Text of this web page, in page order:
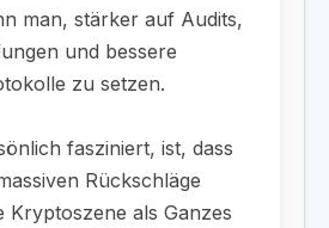
man, stärker auf Audits,
und bessere
zu setzen.
fasziniert, ist, dass
Rückschläge
Kryptoszene als Ganzes